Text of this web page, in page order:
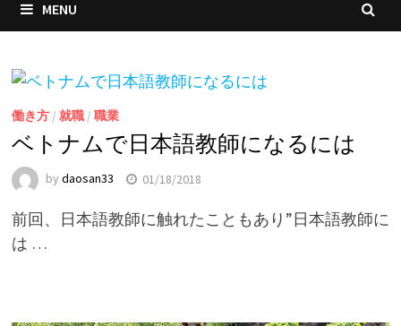
MENU
働き方/ 就職/ 職業
ベトナムで日本語教師になるには
by daosan33 01/18/2018
前回、日本語教師に触れたこともあり”日本語教師に
は …